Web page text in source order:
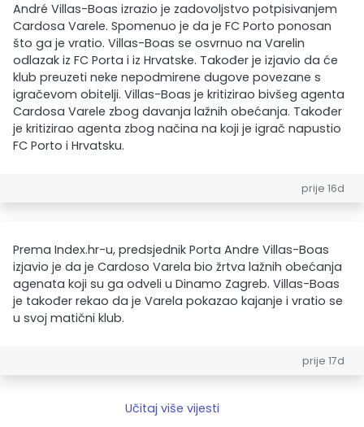
André Villas-Boas izrazio je zadovoljstvo potpisivanjem
Cardosa Varele. Spomenuo je da je FC Porto ponosan
što ga je vratio. Villas-Boas se osvrnuo na Varelin
odlazak iz FC Porta i iz Hrvatske. Također je izjavio da će
klub preuzeti neke nepodmirene dugove povezane s
igračevom obitelji. Villas-Boas je kritizirao bivšeg agenta
Cardosa Varele zbog davanja lažnih obećanja. Također
je kritizirao agenta zbog načina na koji je igrač napustio
FC Porto i Hrvatsku.
prije 16d
Prema Index.hr-u, predsjednik Porta Andre Villas-Boas
izjavio je da je Cardoso Varela bio žrtva lažnih obećanja
agenata koji su ga odveli u Dinamo Zagreb. Villas-Boas
je također rekao da je Varela pokazao kajanje i vratio se
u svoj matični klub.
prije 17d
Učitaj više vijesti